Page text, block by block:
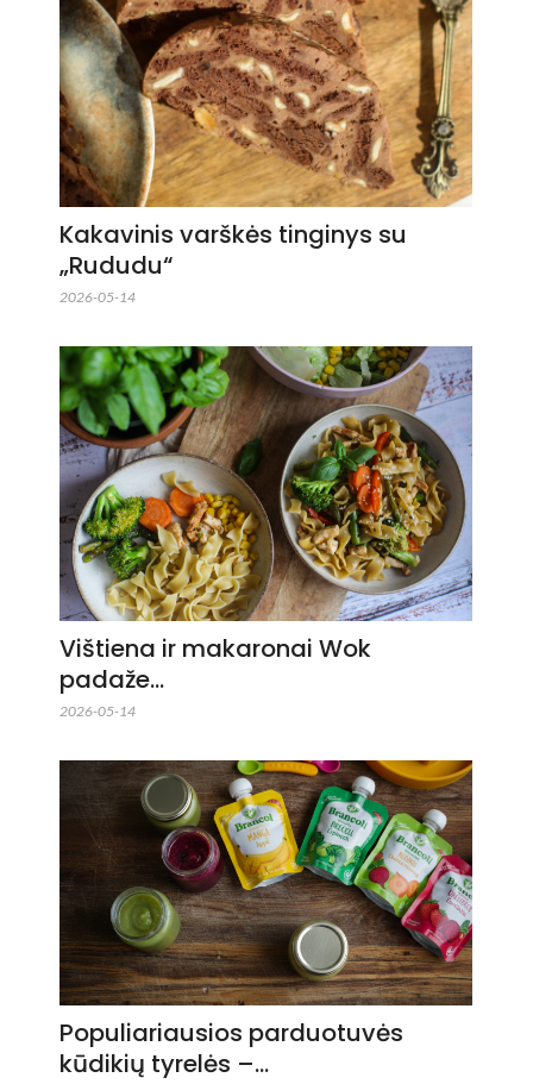
Kakavinis varškės tinginys su
„Rududu“
2026-05-14
Vištiena ir makaronai Wok
padaže…
2026-05-14
Populiariausios parduotuvės
kūdikių tyrelės –…